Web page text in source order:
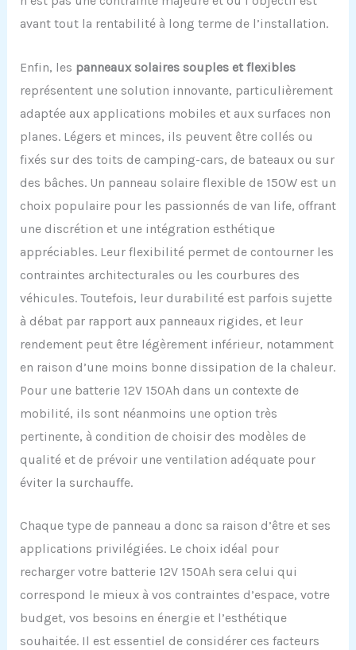
avant tout la rentabilité à long terme de l’installation.
Enfin, les panneaux solaires souples et flexibles
représentent une solution innovante, particulièrement
adaptée aux applications mobiles et aux surfaces non
planes. Légers et minces, ils peuvent être collés ou
fixés sur des toits de camping-cars, de bateaux ou sur
des bâches. Un panneau solaire flexible de 150W est un
choix populaire pour les passionnés de van life, offrant
une discrétion et une intégration esthétique
appréciables. Leur flexibilité permet de contourner les
contraintes architecturales ou les courbures des
véhicules. Toutefois, leur durabilité est parfois sujette
à débat par rapport aux panneaux rigides, et leur
rendement peut être légèrement inférieur, notamment
en raison d’une moins bonne dissipation de la chaleur.
Pour une batterie 12V 150Ah dans un contexte de
mobilité, ils sont néanmoins une option très
pertinente, à condition de choisir des modèles de
qualité et de prévoir une ventilation adéquate pour
éviter la surchauffe.
Chaque type de panneau a donc sa raison d’être et ses
applications privilégiées. Le choix idéal pour
recharger votre batterie 12V 150Ah sera celui qui
correspond le mieux à vos contraintes d’espace, votre
budget, vos besoins en énergie et l’esthétique
souhaitée. Il est essentiel de considérer ces facteurs